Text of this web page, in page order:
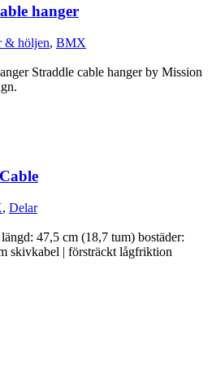
hanger
& höljen, BMX
Straddle cable hanger by Mission
, Delar
47,5 cm (18,7 tum) bostäder:
skivkabel | försträckt lågfriktion